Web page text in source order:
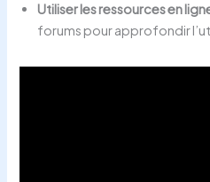
Utiliser les ressources en
forums pour approfondir